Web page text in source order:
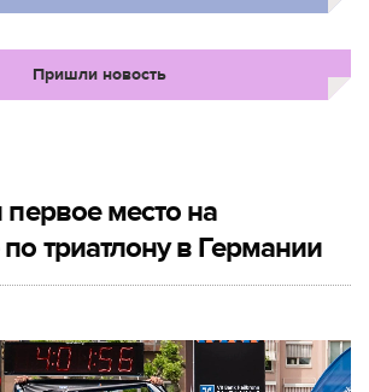
Пришли новость
первое место на
триатлону в Германии